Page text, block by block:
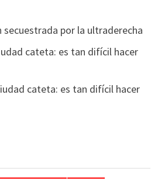
secuestrada por la ultraderecha
cateta: es tan difícil hacer
cateta: es tan difícil hacer